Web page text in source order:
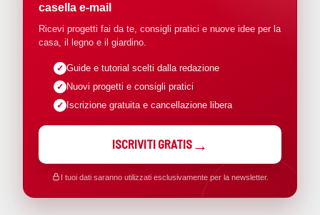
casella e-mail
Ricevi progetti fai da te, consigli pratici e nuove idee per la
casa, il legno e il giardino.
Guide e tutorial scelti dalla redazione
Nuovi progetti e consigli pratici
Iscrizione gratuita e cancellazione libera
ISCRIVITI GRATIS
I tuoi dati saranno utilizzati esclusivamente per la newsletter.